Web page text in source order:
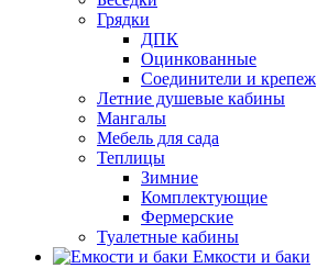
Грядки
ДПК
Оцинкованные
Соединители и крепеж
Летние душевые кабины
Мангалы
Мебель для сада
Теплицы
Зимние
Комплектующие
Фермерские
Туалетные кабины
Емкости и баки